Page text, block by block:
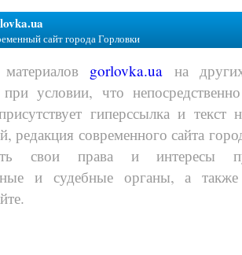
сайт города Горловки
gorlovka.ua на
при условии, что
гиперссылка и
редакция современного сайта
свои права и интересы
и судебные органы, а